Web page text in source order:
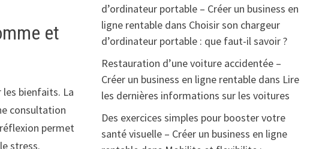
et
bienfaits. La
consultation
permet
stress.
d’ordinateur portable – Créer un business en
ligne rentabledans Choisir son chargeur
d’ordinateur portable : que faut-il savoir ?
Restauration d’une voiture accidentée –
Créer un business en ligne rentabledans Lire
les dernières informations sur les voitures
Des exercices simples pour booster votre
santé visuelle – Créer un business en ligne